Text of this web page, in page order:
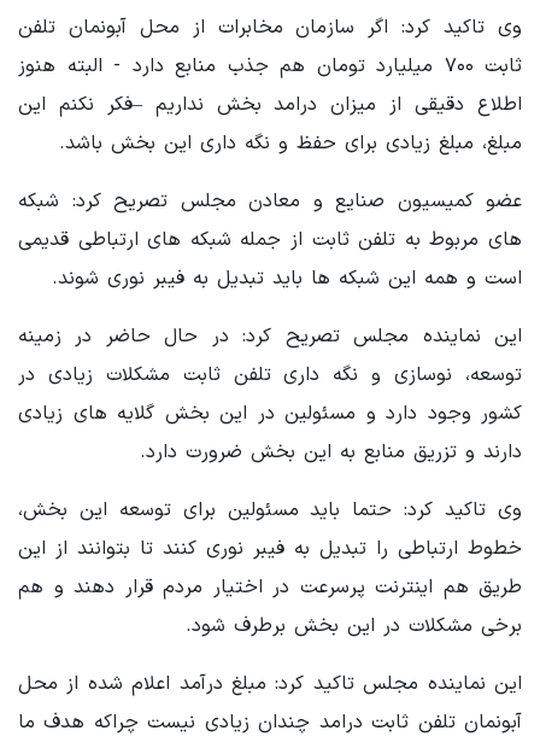
وی تاکید کرد: اگر سازمان مخابرات از محل آبونمان تلفن
ثابت ۷۰۰ میلیارد تومان هم جذب منابع دارد - البته هنوز
اطلاع دقیقی از میزان درامد بخش نداریم –فکر نکنم این
مبلغ، مبلغ زیادی برای حفظ و نگه داری این بخش باشد.
عضو کمیسیون صنایع و معادن مجلس تصریح کرد: شبکه
های مربوط به تلفن ثابت از جمله شبکه های ارتباطی قدیمی
است و همه این شبکه ها باید تبدیل به فیبر نوری شوند.
این نماینده مجلس تصریح کرد: در حال حاضر در زمینه
توسعه، نوسازی و نگه داری تلفن ثابت مشکلات زیادی در
کشور وجود دارد و مسئولین در این بخش گلایه های زیادی
دارند و تزریق منابع به این بخش ضرورت دارد.
وی تاکید کرد: حتما باید مسئولین برای توسعه این بخش،
خطوط ارتباطی را تبدیل به فیبر نوری کنند تا بتوانند از این
طریق هم اینترنت پرسرعت در اختیار مردم قرار دهند و هم
برخی مشکلات در این بخش برطرف شود.
این نماینده مجلس تاکید کرد: مبلغ درآمد اعلام شده از محل
آبونمان تلفن ثابت درامد چندان زیادی نیست چراکه هدف ما